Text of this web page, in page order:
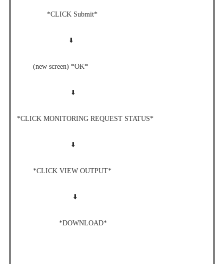
*CLICK Submit*
⬇️
(new screen) *OK*
⬇️
*CLICK MONITORING REQUEST STATUS*
⬇️
*CLICK VIEW OUTPUT*
⬇️
*DOWNLOAD*